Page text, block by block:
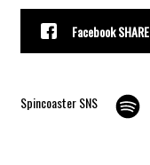
Facebook SHARE
Spincoaster SNS